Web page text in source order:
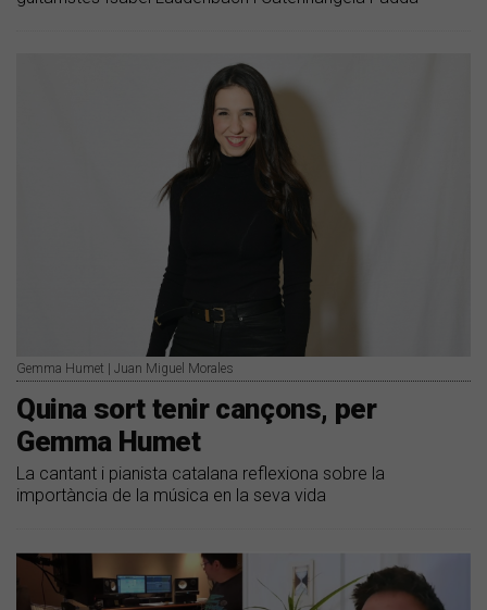
Gemma Humet | Juan Miguel Morales
Quina sort tenir cançons, per
Gemma Humet
La cantant i pianista catalana reflexiona sobre la
importància de la música en la seva vida